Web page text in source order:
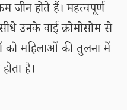
जीन होते हैं। महत्वपूर्ण
उनके वाई क्रोमोसोम से
को महिलाओं की तुलना में
है।